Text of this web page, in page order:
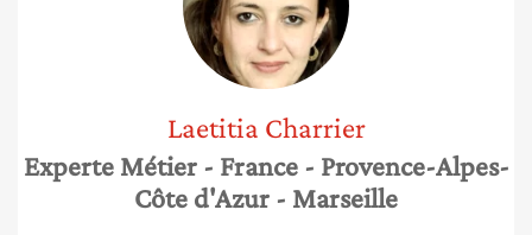
Laetitia Charrier
Experte Métier - France - Provence-Alpes-
Côte d'Azur - Marseille